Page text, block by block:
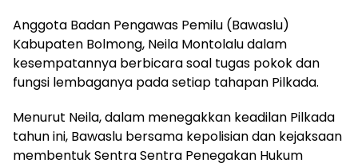
Anggota Badan Pengawas Pemilu (Bawaslu)
Kabupaten Bolmong, Neila Montolalu dalam
kesempatannya berbicara soal tugas pokok dan
fungsi lembaganya pada setiap tahapan Pilkada.
Menurut Neila, dalam menegakkan keadilan Pilkada
tahun ini, Bawaslu bersama kepolisian dan kejaksaan
membentuk Sentra Sentra Penegakan Hukum